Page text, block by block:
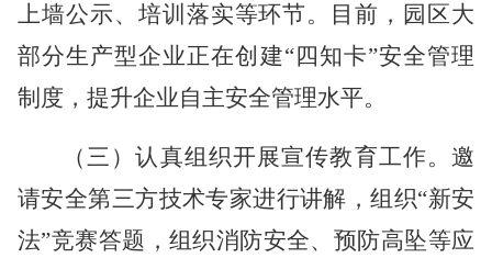
上墙公示、培训落实等环节。目前，园区大
部分生产型企业正在创建“四知卡”安全管理
制度，提升企业自主安全管理水平。
（三）认真组织开展宣传教育工作。 邀
请安全第三方技术专家进行讲解，组织“新安
法”竞赛答题，组织消防安全、预防高坠等应